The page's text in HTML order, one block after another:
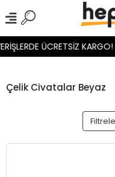
ÜCRETSİZ KARGO!
Çelik Civatalar Beyaz